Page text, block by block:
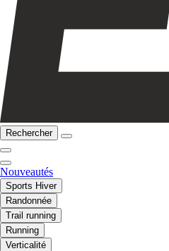
Rechercher
Nouveautés
Sports Hiver
Randonnée
Trail running
Running
Verticalité